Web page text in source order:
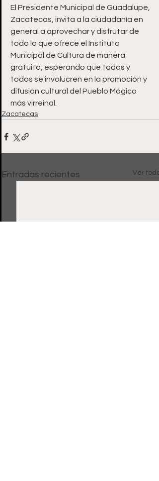
El Presidente Municipal de Guadalupe,
Zacatecas, invita a la ciudadanía en
general a aprovechar y disfrutar de
todo lo que ofrece el Instituto
Municipal de Cultura de manera
gratuita, esperando que todas y
todos se involucren en la promoción y
difusión cultural del Pueblo Mágico
más virreinal.
Zacatecas
Entradas recientes Ver todo